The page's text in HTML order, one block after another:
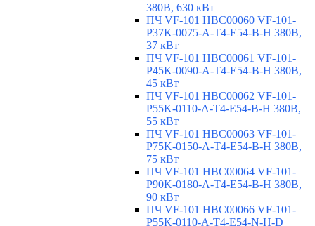
380В, 630 кВт
ПЧ VF-101 HBC00060 VF-101-
P37K-0075-A-T4-E54-B-H 380В,
37 кВт
ПЧ VF-101 HBC00061 VF-101-
P45K-0090-A-T4-E54-B-H 380В,
45 кВт
ПЧ VF-101 HBC00062 VF-101-
P55K-0110-A-T4-E54-B-H 380В,
55 кВт
ПЧ VF-101 HBC00063 VF-101-
P75K-0150-A-T4-E54-B-H 380В,
75 кВт
ПЧ VF-101 HBC00064 VF-101-
P90K-0180-A-T4-E54-B-H 380В,
90 кВт
ПЧ VF-101 HBC00066 VF-101-
P55K-0110-A-T4-E54-N-H-D